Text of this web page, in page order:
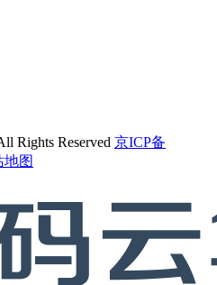
Rights Reserved 京ICP备
地图